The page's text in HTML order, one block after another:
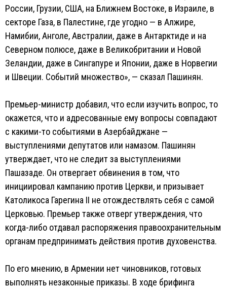
России, Грузии, США, на Ближнем Востоке, в Израиле, в
секторе Газа, в Палестине, где угодно — в Алжире,
Намибии, Анголе, Австралии, даже в Антарктиде и на
Северном полюсе, даже в Великобритании и Новой
Зеландии, даже в Сингапуре и Японии, даже в Норвегии
и Швеции. Событий множество», — сказал Пашинян.
Премьер-министр добавил, что если изучить вопрос, то
окажется, что и адресованные ему вопросы совпадают
с какими-то событиями в Азербайджане —
выступлениями депутатов или намазом. Пашинян
утверждает, что не следит за выступлениями
Пашазаде. Он отвергает обвинения в том, что
инициировал кампанию против Церкви, и призывает
Католикоса Гарегина II не отождествлять себя с самой
Церковью. Премьер также отверг утверждения, что
когда-либо отдавал распоряжения правоохранительным
органам предпринимать действия против духовенства.
По его мнению, в Армении нет чиновников, готовых
выполнять незаконные приказы. В ходе брифинга